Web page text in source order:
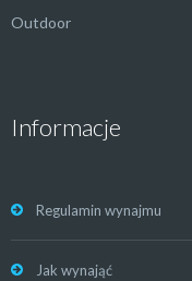
Outdoor
Informacje
Regulamin wynajmu
Jak wynająć